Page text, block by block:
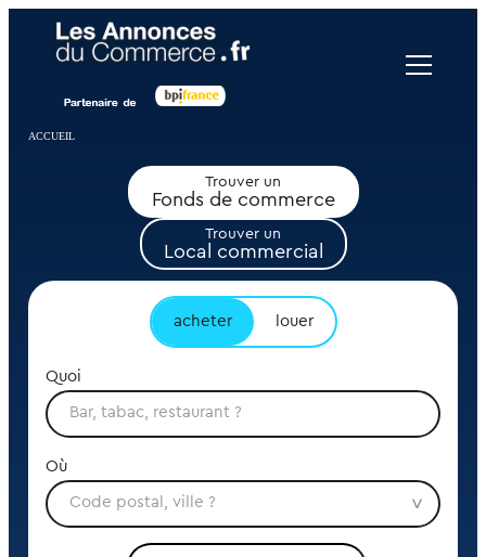
ACCUEIL
Trouver un
Fonds de commerce
Trouver un
Local commercial
acheter louer
Quoi
Où
Panneau de gestion des cookies